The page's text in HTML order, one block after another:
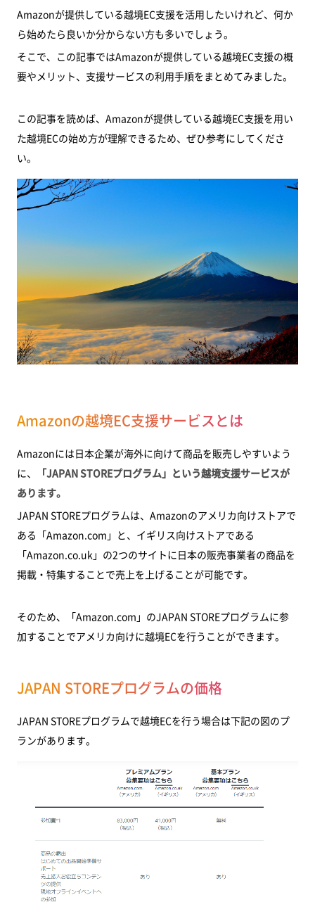
売上拡大に役立つコンテンツを利用できる
現地オフラインイベントへ参加できる
JAPAN STOREを始める手順
プログラムへ応募・審査結果の受け取り
出品用アカウントの設定
まとめ
Amazonが提供している越境EC支援を活用したいけれど、何か
ら始めたら良いか分からない方も多いでしょう。
そこで、この記事ではAmazonが提供している越境EC支援の概
要やメリット、支援サービスの利用手順をまとめてみました。
この記事を読めば、Amazonが提供している越境EC支援を用い
た越境ECの始め方が理解できるため、ぜひ参考にしてくださ
い。
Amazonの越境EC支援サービスとは
Amazonには日本企業が海外に向けて商品を販売しやすいよう
に、
「JAPAN STOREプログラム」という越境支援サービスが
あります。
JAPAN STOREプログラムは、Amazonのアメリカ向けストアで
ある「Amazon.com」と、イギリス向けストアである
「Amazon.co.uk」の2つのサイトに日本の販売事業者の商品を
掲載・特集することで売上を上げることが可能です。
そのため、「Amazon.com」のJAPAN STOREプログラムに参
加することでアメリカ向けに越境ECを行うことができます。
JAPAN STOREプログラムの価格
JAPAN STOREプログラムで越境ECを行う場合は下記の図のプ
ランがあります。